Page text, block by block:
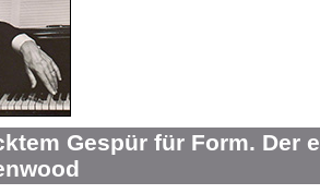
Gespür für Form. Der